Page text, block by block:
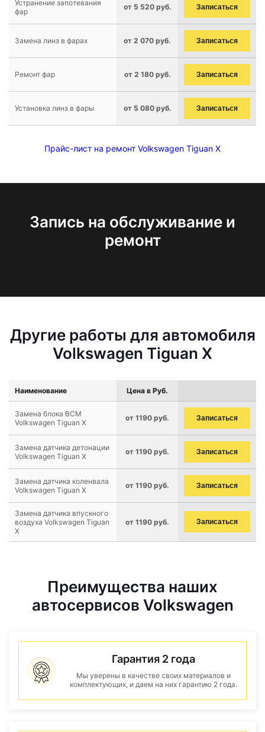
Устранение запотевания
фар
от 5 520 руб. Записаться
Замена линз в фарах от 2 070 руб. Записаться
Ремонт фар от 2 180 руб. Записаться
Установка линз в фары от 5 080 руб. Записаться
Прайс-лист на ремонт Volkswagen Tiguan X
Запись на обслуживание и
ремонт
Другие работы для автомобиля
Volkswagen Tiguan X
Наименование Цена в Руб.
Замена блока BCM
Volkswagen Tiguan X
от 1190 руб. Записаться
Замена датчика детонации
Volkswagen Tiguan X
от 1190 руб. Записаться
Замена датчика коленвала
Volkswagen Tiguan X
от 1190 руб. Записаться
Замена датчика впускного
воздуха Volkswagen Tiguan
X
от 1190 руб. Записаться
Преимущества наших
автосервисов Volkswagen
Гарантия 2 года
Мы уверены в качестве своих материалов и
комплектующих, и даем на них гарантию 2 года.